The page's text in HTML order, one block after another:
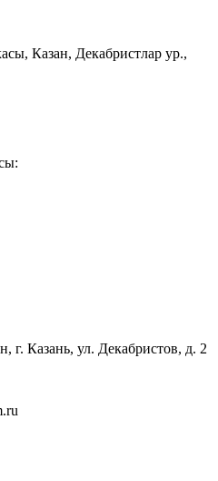
Казан, Декабристлар ур.,
г. Казань, ул. Декабристов, д. 2